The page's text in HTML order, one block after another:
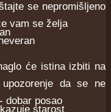
se nepromišljeno
vam se želja
će istina izbiti na
da se ne
dobar posao
starost